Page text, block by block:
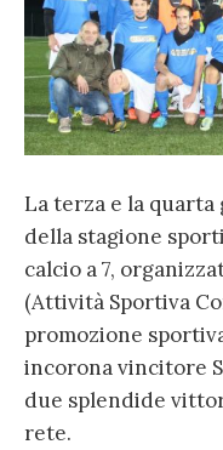
La terza e la
della stagione
calcio a 7,
(Attività Sportiva
promozione
incorona vincitore
due splendide
rete.